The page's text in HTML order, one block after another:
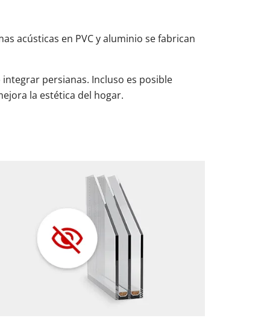
acústicas en PVC y aluminio se fabrican
persianas. Incluso es posible
la estética del hogar.